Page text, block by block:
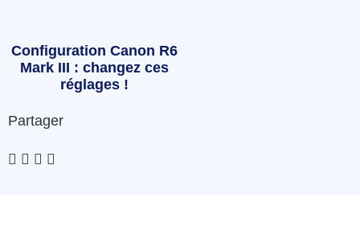
Configuration Canon R6
Mark III : changez ces
réglages !
Partager